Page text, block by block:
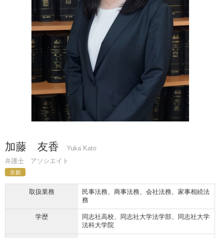
加藤 友香
Yuka Kato
弁護士 アソシエイト
京都
取扱業務
民事法務、商事法務、会社法務、家事相続法
務
学歴
同志社高校、同志社大学法学部、同志社大学
法科大学院